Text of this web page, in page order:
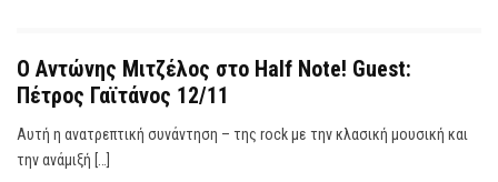
Ο Αντώνης Μιτζέλος στο Half Note! Guest:
Πέτρος Γαϊτάνος 12/11
Αυτή η ανατρεπτική συνάντηση – της rock με την κλασική μουσική και
την ανάμιξή […]